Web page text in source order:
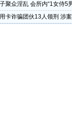
聚众淫乱 会所内“1女侍5
卡诈骗团伙13人领刑 涉